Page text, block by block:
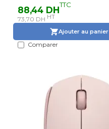
88,44 DHTTC
73,70 DH HT
Ajouter au panier
Comparer